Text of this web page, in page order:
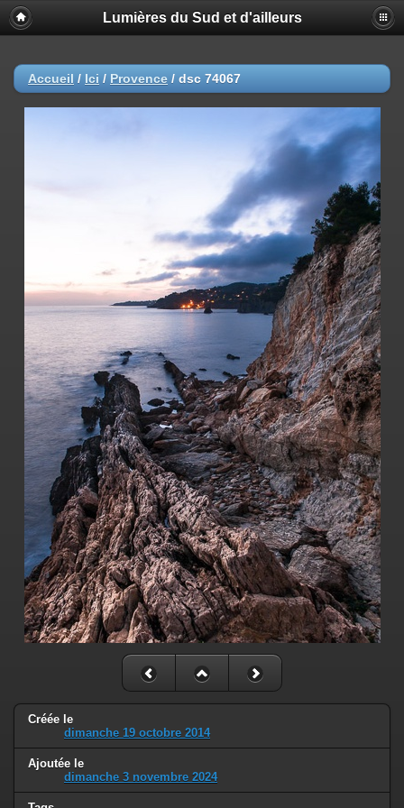
Lumières du Sud et d'ailleurs
Accueil / Ici / Provence / dsc 74067
Créée le
dimanche 19 octobre 2014
Ajoutée le
dimanche 3 novembre 2024